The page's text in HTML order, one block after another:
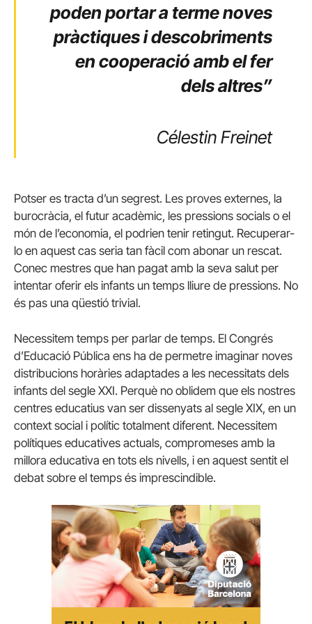
poden portar a terme noves
pràctiques i descobriments
en cooperació amb el fer
dels altres”
Célestin Freinet
Potser es tracta d’un segrest. Les proves externes, la
burocràcia, el futur acadèmic, les pressions socials o el
món de l’economia, el podrien tenir retingut. Recuperar-
lo en aquest cas seria tan fàcil com abonar un rescat.
Conec mestres que han pagat amb la seva salut per
intentar oferir els infants un temps lliure de pressions. No
és pas una qüestió trivial.
Necessitem temps per parlar de temps. El Congrés
d’Educació Pública ens ha de permetre imaginar noves
distribucions horàries adaptades a les necessitats dels
infants del segle XXI. Perquè no oblidem que els nostres
centres educatius van ser dissenyats al segle XIX, en un
context social i polític totalment diferent. Necessitem
polítiques educatives actuals, compromeses amb la
millora educativa en tots els nivells, i en aquest sentit el
debat sobre el temps és imprescindible.